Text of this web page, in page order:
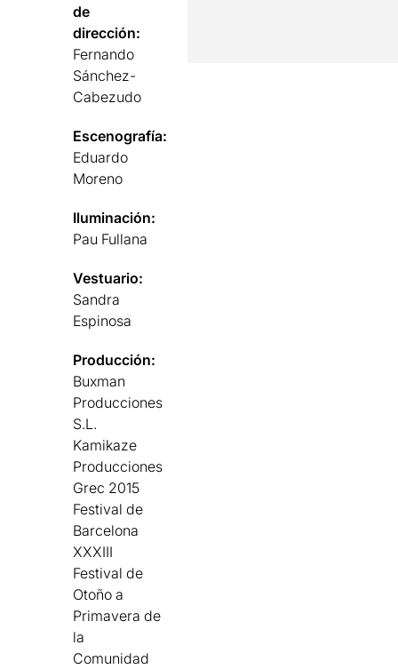
de
dirección:
Fernando
Sánchez-
Cabezudo
Escenografía:
Eduardo
Moreno
Iluminación:
Pau Fullana
Vestuario:
Sandra
Espinosa
Producción:
Buxman
Producciones
S.L.
Kamikaze
Producciones
Grec 2015
Festival de
Barcelona
XXXIII
Festival de
Otoño a
Primavera de
la
Comunidad